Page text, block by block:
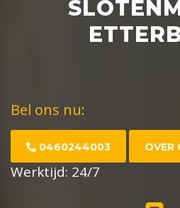
Bel ons nu:
0460244003 OVER
Werktijd: 24/7